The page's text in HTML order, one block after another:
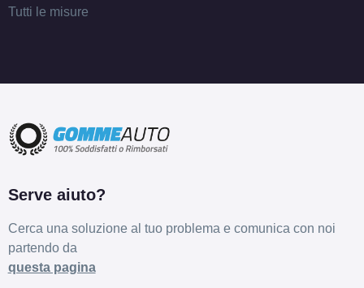
Tutti le misure
Serve aiuto?
Cerca una soluzione al tuo problema e comunica con noi
partendo da
questa pagina